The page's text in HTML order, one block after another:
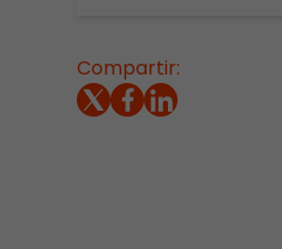
Compartir: